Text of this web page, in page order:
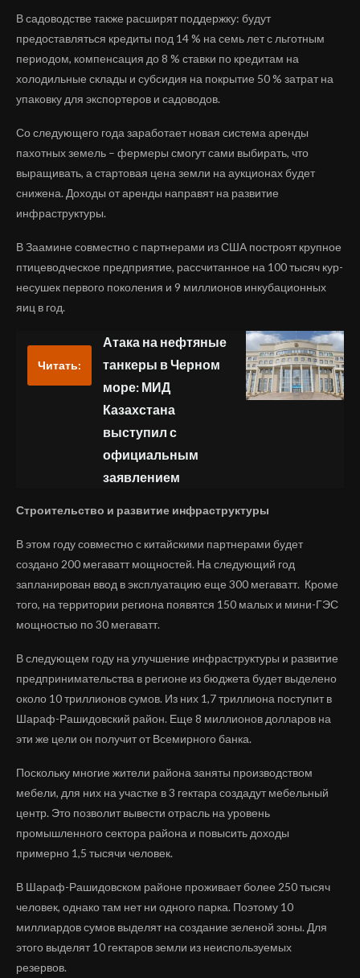
В садоводстве также расширят поддержку: будут
предоставляться кредиты под 14 % на семь лет с льготным
периодом, компенсация до 8 % ставки по кредитам на
холодильные склады и субсидия на покрытие 50 % затрат на
упаковку для экспортеров и садоводов.
Со следующего года заработает новая система аренды
пахотных земель – фермеры смогут сами выбирать, что
выращивать, а стартовая цена земли на аукционах будет
снижена. Доходы от аренды направят на развитие
инфраструктуры.
В Заамине совместно с партнерами из США построят крупное
птицеводческое предприятие, рассчитанное на 100 тысяч кур-
несушек первого поколения и 9 миллионов инкубационных
яиц в год.
Читать:
Атака на нефтяные
танкеры в Черном
море: МИД
Казахстана
выступил с
официальным
заявлением
Строительство и развитие инфраструктуры
В этом году совместно с китайскими партнерами будет
создано 200 мегаватт мощностей. На следующий год
запланирован ввод в эксплуатацию еще 300 мегаватт. Кроме
того, на территории региона появятся 150 малых и мини-ГЭС
мощностью по 30 мегаватт.
В следующем году на улучшение инфраструктуры и развитие
предпринимательства в регионе из бюджета будет выделено
около 10 триллионов сумов. Из них 1,7 триллиона поступит в
Шараф-Рашидовский район. Еще 8 миллионов долларов на
эти же цели он получит от Всемирного банка.
Поскольку многие жители района заняты производством
мебели, для них на участке в 3 гектара создадут мебельный
центр. Это позволит вывести отрасль на уровень
промышленного сектора района и повысить доходы
примерно 1,5 тысячи человек.
В Шараф-Рашидовском районе проживает более 250 тысяч
человек, однако там нет ни одного парка. Поэтому 10
миллиардов сумов выделят на создание зеленой зоны. Для
этого выделят 10 гектаров земли из неиспользуемых
резервов.